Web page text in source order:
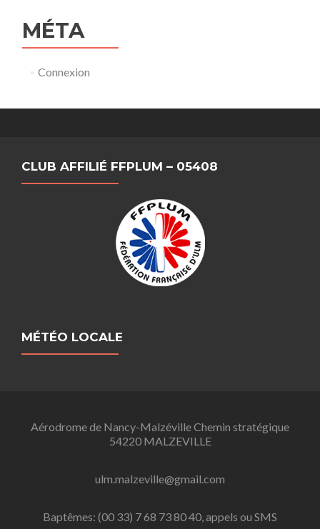
MÉTA
Connexion
CLUB AFFILIÉ FFPLUM – 05408
MÉTÉO LOCALE
Aérodrome de Nancy-Malzéville Chemin stratégique
54220 MALZEVILLE
ulm.malzeville@gmail.com
Baptêmes: (00 33) 7 68 73 80 40, appels ou SMS